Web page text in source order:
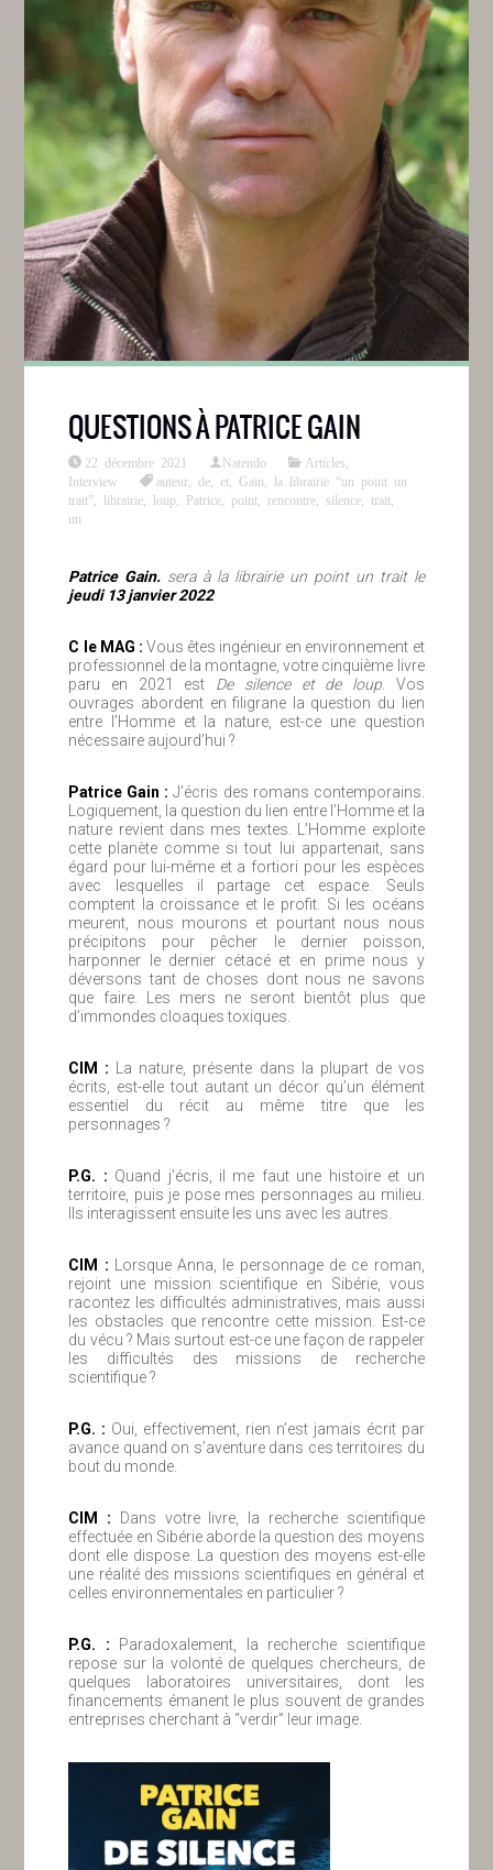
QUESTIONS À PATRICE GAIN
22 décembre 2021 Natendo Articles
Interview
auteur ,de ,et ,Gain
la librairie “un point un
trait”
librairie loup Patrice point rencontre silence trait
un
Patrice Gain. sera à la librairie un point un trait le
jeudi 13 janvier 2022
C le MAG : Vous êtes ingénieur en environnement et
professionnel de la montagne, votre cinquième livre
paru en 2021 est De silence et de loup. Vos
ouvrages abordent en filigrane la question du lien
entre l’Homme et la nature, est-ce une question
nécessaire aujourd’hui ?
Patrice Gain : J’écris des romans contemporains.
Logiquement, la question du lien entre l’Homme et la
nature revient dans mes textes. L’Homme exploite
cette planète comme si tout lui appartenait, sans
égard pour lui-même et a fortiori pour les espèces
avec lesquelles il partage cet espace. Seuls
comptent la croissance et le profit. Si les océans
meurent, nous mourons et pourtant nous nous
précipitons pour pêcher le dernier poisson,
harponner le dernier cétacé et en prime nous y
déversons tant de choses dont nous ne savons
que faire. Les mers ne seront bientôt plus que
d’immondes cloaques toxiques.
ClM : La nature, présente dans la plupart de vos
écrits, est-elle tout autant un décor qu’un élément
essentiel du récit au même titre que les
personnages ?
P.G. : Quand j’écris, il me faut une histoire et un
territoire, puis je pose mes personnages au milieu.
Ils interagissent ensuite les uns avec les autres.
ClM : Lorsque Anna, le personnage de ce roman,
rejoint une mission scientifique en Sibérie, vous
racontez les difficultés administratives, mais aussi
les obstacles que rencontre cette mission. Est-ce
du vécu ? Mais surtout est-ce une façon de rappeler
les difficultés des missions de recherche
scientifique ?
P.G. : Oui, effectivement, rien n’est jamais écrit par
avance quand on s’aventure dans ces territoires du
bout du monde.
ClM : Dans votre livre, la recherche scientifique
effectuée en Sibérie aborde la question des moyens
dont elle dispose. La question des moyens est-elle
une réalité des missions scientifiques en général et
celles environnementales en particulier ?
P.G. : Paradoxalement, la recherche scientifique
repose sur la volonté de quelques chercheurs, de
quelques laboratoires universitaires, dont les
financements émanent le plus souvent de grandes
entreprises cherchant à “verdir” leur image.